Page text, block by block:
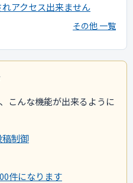
アクセス出来ません
その他 一覧
こんな機能が出来るように
制御
件になります